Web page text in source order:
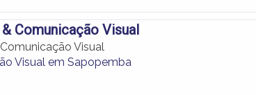
Comunicação Visual
Visual
Visual em Sapopemba